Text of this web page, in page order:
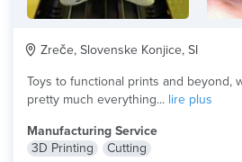
Zreče, Slovenske Konjice, SI
Toys to functional prints and beyond,
pretty much everything... lire plus
Manufacturing Service
3D Printing
Cutting